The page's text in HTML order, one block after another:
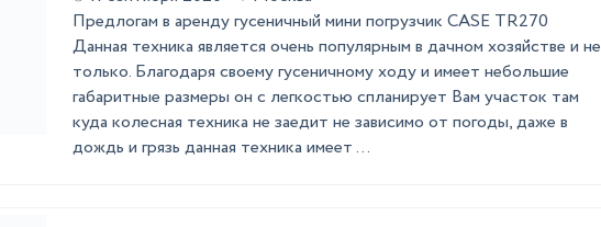
Предлогам в аренду гусеничный мини погрузчик CASE TR270
Данная техника является очень популярным в дачном хозяйстве и не
только. Благодаря своему гусеничному ходу и имеет небольшие
габаритные размеры он с легкостью спланирует Вам участок там
куда колесная техника не заедит не зависимо от погоды, даже в
дождь и грязь данная техника имеет ...